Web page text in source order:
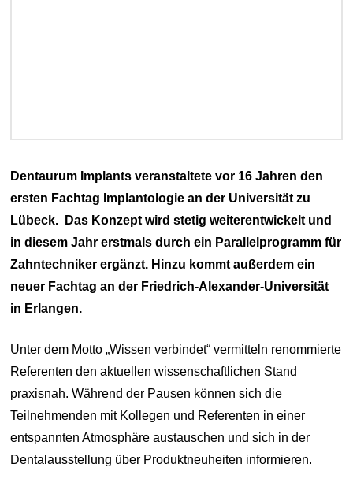
Dentaurum Implants veranstaltete vor 16 Jahren den
ersten Fachtag Implantologie an der Universität zu
Lübeck. Das Konzept wird stetig weiterentwickelt und
in diesem Jahr erstmals durch ein Parallelprogramm für
Zahntechniker ergänzt. Hinzu kommt außerdem ein
neuer Fachtag an der Friedrich-Alexander-Universität
in Erlangen.
Unter dem Motto „Wissen verbindet“ vermitteln renommierte
Referenten den aktuellen wissenschaftlichen Stand
praxisnah. Während der Pausen können sich die
Teilnehmenden mit Kollegen und Referenten in einer
entspannten Atmosphäre austauschen und sich in der
Dentalausstellung über Produktneuheiten informieren.